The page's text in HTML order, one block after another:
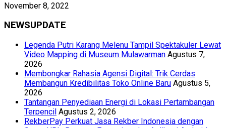
November 8, 2022
NEWSUPDATE
Legenda Putri Karang Melenu Tampil Spektakuler Lewat
Video Mapping di Museum Mulawarman Agustus 7,
2026
Membongkar Rahasia Agensi Digital: Trik Cerdas
Membangun Kredibilitas Toko Online Baru Agustus 5,
2026
Tantangan Penyediaan Energi di Lokasi Pertambangan
Terpencil Agustus 2, 2026
RekberPay Perkuat Jasa Rekber Indonesia dengan